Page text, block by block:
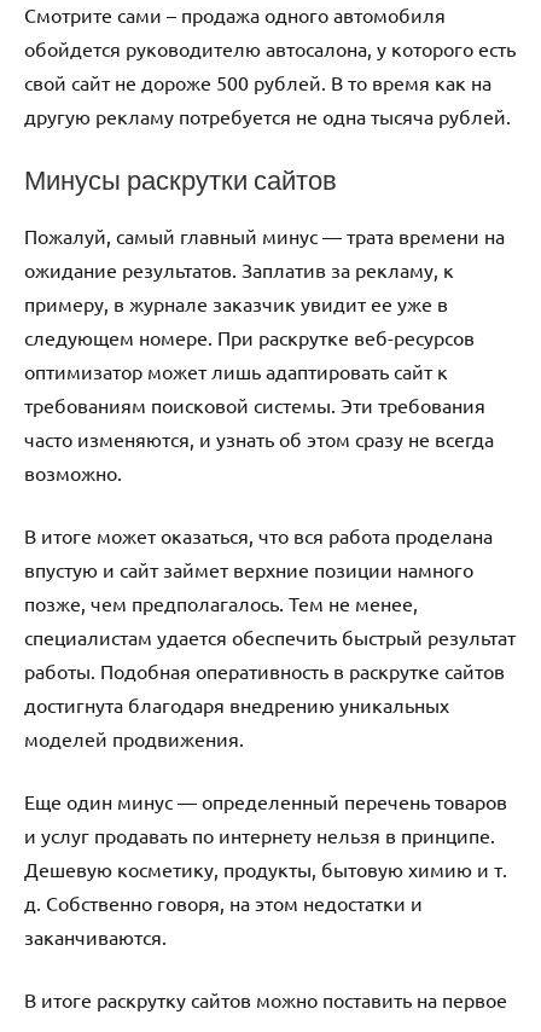
Смотрите сами – продажа одного автомобиля
обойдется руководителю автосалона, у которого есть
свой сайт не дороже 500 рублей. В то время как на
другую рекламу потребуется не одна тысяча рублей.
Минусы раскрутки сайтов
Пожалуй, самый главный минус — трата времени на
ожидание результатов. Заплатив за рекламу, к
примеру, в журнале заказчик увидит ее уже в
следующем номере. При раскрутке веб-ресурсов
оптимизатор может лишь адаптировать сайт к
требованиям поисковой системы. Эти требования
часто изменяются, и узнать об этом сразу не всегда
возможно.
В итоге может оказаться, что вся работа проделана
впустую и сайт займет верхние позиции намного
позже, чем предполагалось. Тем не менее,
специалистам удается обеспечить быстрый результат
работы. Подобная оперативность в раскрутке сайтов
достигнута благодаря внедрению уникальных
моделей продвижения.
Еще один минус — определенный перечень товаров
и услуг продавать по интернету нельзя в принципе.
Дешевую косметику, продукты, бытовую химию и т.
д. Собственно говоря, на этом недостатки и
заканчиваются.
В итоге раскрутку сайтов можно поставить на первое